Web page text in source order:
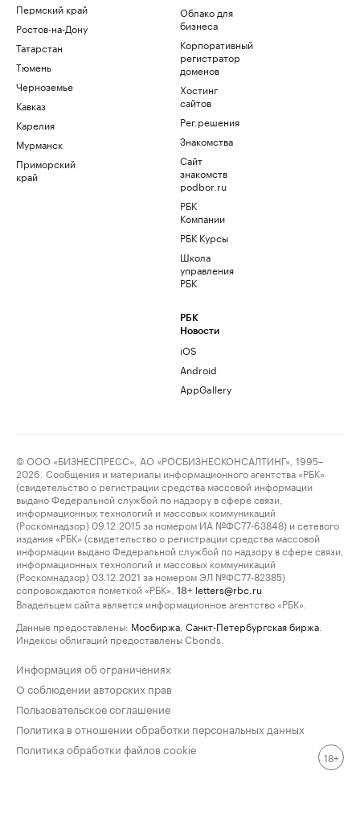
Пермский край
Ростов-на-Дону
Татарстан
Тюмень
Черноземье
Кавказ
Карелия
Мурманск
Приморский
край
Облако для
бизнеса
Корпоративный
регистратор
доменов
Хостинг
сайтов
Рег.решения
Знакомства
Сайт
знакомств
podbor.ru
РБК
Компании
РБК Курсы
Школа
управления
РБК
РБК
Новости
iOS
Android
AppGallery
© ООО «БИЗНЕСПРЕСС», АО «РОСБИЗНЕСКОНСАЛТИНГ», 1995–
2026. Сообщения и материалы информационного агентства «РБК»
(свидетельство о регистрации средства массовой информации
выдано Федеральной службой по надзору в сфере связи,
информационных технологий и массовых коммуникаций
(Роскомнадзор) 09.12.2015 за номером ИА №ФС77-63848) и сетевого
издания «РБК» (свидетельство о регистрации средства массовой
информации выдано Федеральной службой по надзору в сфере связи,
информационных технологий и массовых коммуникаций
(Роскомнадзор) 03.12.2021 за номером ЭЛ №ФС77-82385)
сопровождаются пометкой «РБК».
18+ letters@rbc.ru
Владельцем сайта является информационное агентство «РБК».
Данные предоставлены: Мосбиржа Санкт-Петербургская биржа
Индексы облигаций предоставлены Cbonds.
Информация об ограничениях
О соблюдении авторских прав
Пользовательское соглашение
Политика в отношении обработки персональных данных
Политика обработки файлов cookie
18+